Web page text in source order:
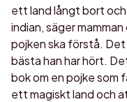
ett land långt bort och
indian, säger
pojken ska förstå.
bästa han har hört.
bok om en pojke som
ett magiskt land och